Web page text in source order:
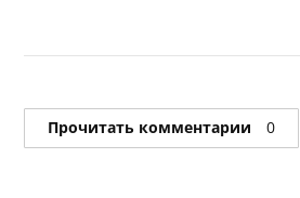
Прочитать комментарии 0